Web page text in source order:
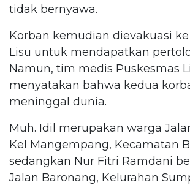
tidak bernyawa.
Korban kemudian dievakuasi
Lisu untuk mendapatkan
Namun, tim medis Puskesmas
menyatakan bahwa kedua
meninggal dunia.
Muh. Idil merupakan warga
Kel Mangempang, Kecamatan
sedangkan Nur Fitri Ramdani
Jalan Baronang, Kelurahan